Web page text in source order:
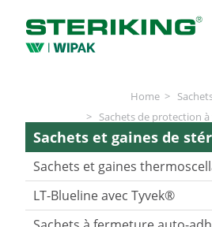
Home
Sachets de protection
Sachets et gaines de
Sachets et gaines
LT-Blueline avec Tyvek®